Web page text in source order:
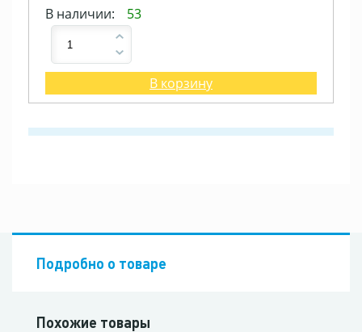
В наличии:
53
В корзину
Подробно о товаре
Похожие товары